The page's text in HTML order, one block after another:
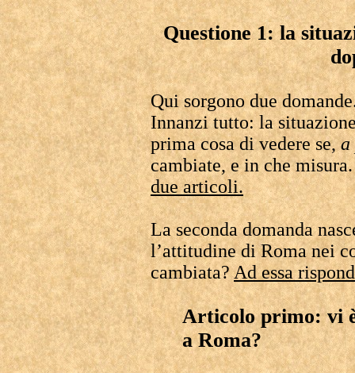
Questione 1: la
Qui sorgono due
Innanzi tutto: la
prima cosa di vedere se,a
cambiate, e in che
due articoli.
La seconda domanda
l’attitudine di Roma nei
cambiata?Ad essa
Articolo primo: vi
a Roma?